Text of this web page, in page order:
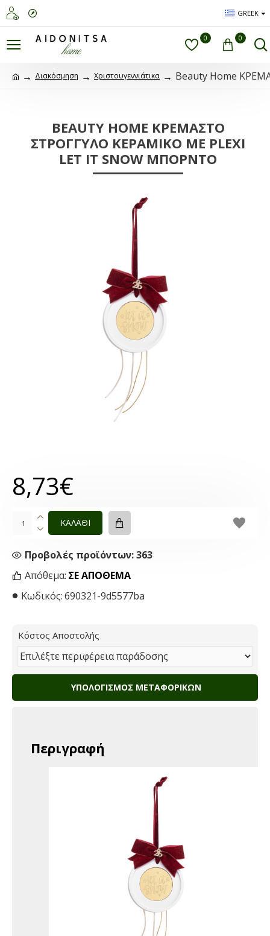
GREEK
0 0
Διακόσμηση Χριστουγεννιάτικα Beauty Home
BEAUTY HOME ΚΡΕΜΑΣΤΟ
ΣΤΡΟΓΓΥΛΟ ΚΕΡΑΜΙΚΟ ME PLEXI
LET IT SNOW ΜΠΟΡΝΤΟ
Απόθεμα: ΣΕ ΑΠΌΘΕΜΑ
Κωδικός:690321-9d5577ba
Προβολές προϊόντων: 363
8,73€
ΚΑΛΑΘΙ
Κόστος Αποστολής
ΥΠΟΛΟΓΙΣΜΌΣ ΜΕΤΑΦΟΡΙΚΏΝ
Περιγραφή